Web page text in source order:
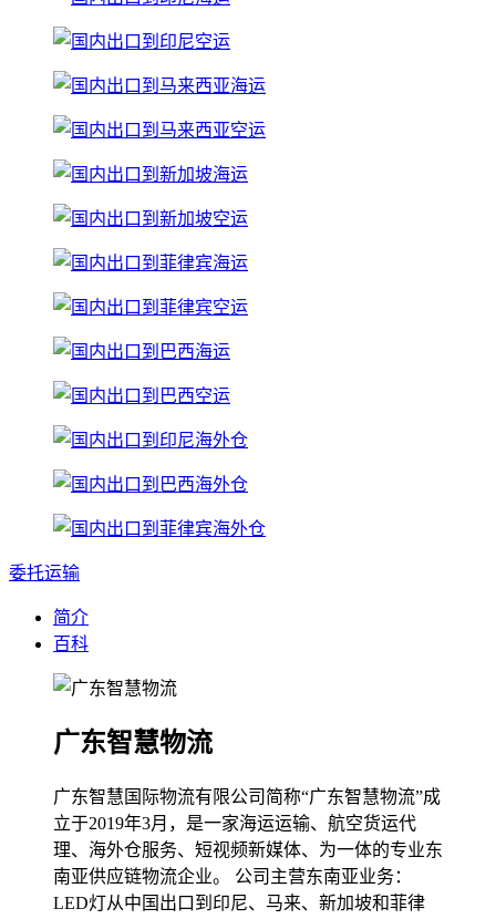
委托运输
简介
百科
广东智慧物流
广东智慧国际物流有限公司简称“广东智慧物流”成
立于2019年3月，是一家海运运输、航空货运代
理、海外仓服务、短视频新媒体、为一体的专业东
南亚供应链物流企业。 公司主营东南亚业务：
LED灯从中国出口到印尼、马来、新加坡和菲律